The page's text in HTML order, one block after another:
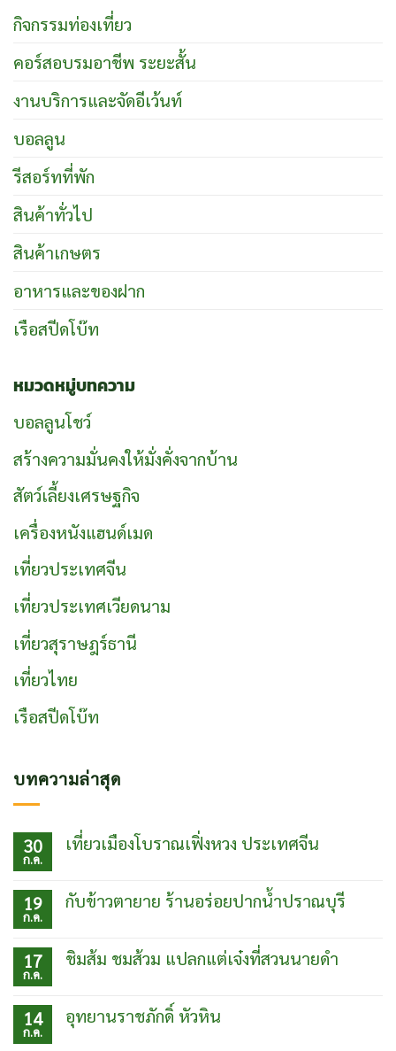
กิจกรรมท่องเที่ยว
คอร์สอบรมอาชีพ ระยะสั้น
งานบริการและจัดอีเว้นท์
บอลลูน
รีสอร์ทที่พัก
สินค้าทั่วไป
สินค้าเกษตร
อาหารและของฝาก
เรือสปีดโบ๊ท
หมวดหมู่บทความ
บอลลูนโชว์
สร้างความมั่นคงให้มั่งคั่งจากบ้าน
สัตว์เลี้ยงเศรษฐกิจ
เครื่องหนังแฮนด์เมด
เที่ยวประเทศจีน
เที่ยวประเทศเวียดนาม
เที่ยวสุราษฎร์ธานี
เที่ยวไทย
เรือสปีดโบ๊ท
บทความล่าสุด
30
ก.ค.
เที่ยวเมืองโบราณเฟิ่งหวง ประเทศจีน
เห็น
บน
โบ
ราณเฟิ่ง
19
ก.ค.
กับข้าวตายาย ร้านอร่อยปากน้ำปราณบุรี
เห็น
บน
ร้าน
อร่อย
17
ก.ค.
ชิมส้ม ชมส้วม แปลกแต่เจ๋งที่สวนนายดำ
บน
14
ก.ค.
อุทยานราชภักดิ์ หัวหิน